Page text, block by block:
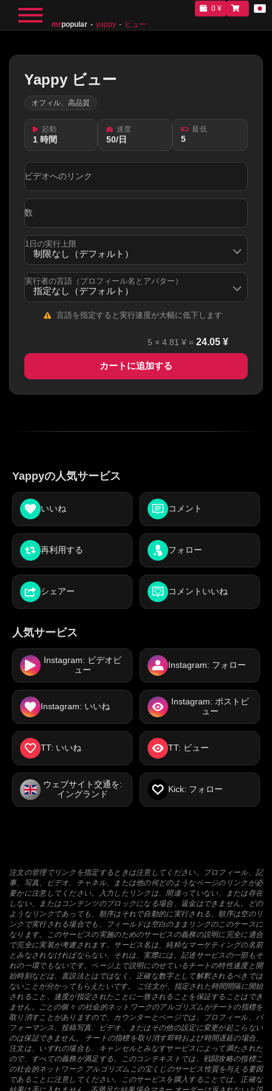
mrpopular yappy ビュー
0 ¥
Yappy ビュー
オフィル、高品質
起動
1 時間
速度
50/日
最低
5
ビデオへのリンク
数
1日の実行上限
実行者の言語（プロフィール名とアバター）
言語を指定すると実行速度が大幅に低下します
5 × 4.81 ¥ = 24.05 ¥
カートに追加する
Yappyの人気サービス
いいね コメント
再利用する フォロー
シェアー コメントいいね
人気サービス
Instagram: ビデオビ
ュー
Instagram: フォロー
Instagram: いいね
Instagram: ポストビ
ュー
TT: いいね TT: ビュー
ウェブサイト交通を:
イングランド
Kick: フォロー
注文の管理でリンクを指定するときは注意してください。プロフィール、記
事、写真、ビデオ、チャネル、または他の何どのようなページのリンクが必
要かに注意してください。入力したリンクは、間違っていない、または存在
しない、またはコンテンツのブロックになる場合、返金はできません。どの
ようなリンクであっても、順序はそれで自動的に実行される、順序は空のリ
ンクで実行される場合でも、フィールドは空白のままリンクのこのケースに
なります。このサービスの実施のためのサービスの義務の説明に完全に適合
で完全に実装が考慮されます。サービス名は、純粋なマーケティングの名前
とみなされなければならない、それは、実際には、記述サービスの一部もそ
れの一環でもないです。ページ上で説明にのせているチートの特性速度と開
始時刻などは、直説法とはではなく、正確な数字として解釈されるべきでは
ないことが分かってもらえたいです。 ご注文が、指定された時間間隔に開始
されること、速度が指定されたことに一致されることを保証することはでき
ません。ごとの個々 の社会的ネットワークのアルゴリズムがチートの指標を
取り消すことがありますので、カウンターとページでは、プロフィール、パ
フォーマンス、投稿写真、ビデオ、またはその他の設定に変更が起こらない
のは保証できません。 チートの指標を取り消す即時および時間遅延の場合、
注文は、いずれの場合も、キャンセルとみなすサービスによって満たされた
ので、すべての義務が満足する。このコンテキストでは、戦闘攻略の指標こ
の社会的ネットワーク アルゴリズムこの宝くじのサービス性質を与える要因
であることに注意してください。このサービスを購入することでは、正確な